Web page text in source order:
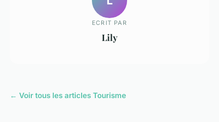
ECRIT PAR
Lily
← Voir tous les articles Tourisme